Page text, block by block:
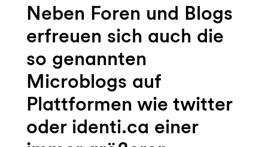
Neben Foren und Blogs
erfreuen sich auch die
so genannten
Microblogs auf
Plattformen wie twitter
oder identi.ca einer